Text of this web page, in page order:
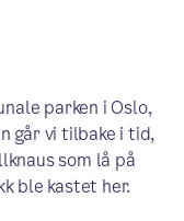
parken i Oslo,
går vi tilbake i tid,
som lå på
ble kastet her.